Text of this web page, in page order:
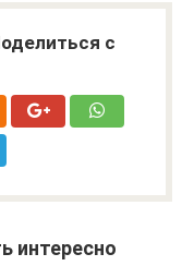
с
интересно